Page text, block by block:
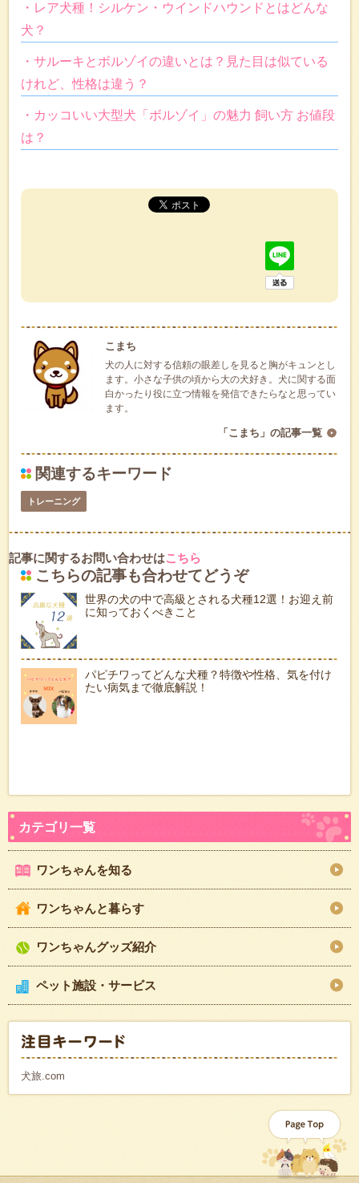
・レア犬種！シルケン・ウインドハウンドとはどんな
犬？
・サルーキとボルゾイの違いとは？見た目は似ている
けれど、性格は違う？
・カッコいい大型犬「ボルゾイ」の魅力 飼い方 お値段
は？
こまち
犬の人に対する信頼の眼差しを見ると胸がキュンとし
ます。小さな子供の頃から大の犬好き。犬に関する面
白かったり役に立つ情報を発信できたらなと思ってい
ます。
「こまち」の記事一覧
関連するキーワード
トレーニング
記事に関するお問い合わせはこちら
こちらの記事も合わせてどうぞ
世界の犬の中で高級とされる犬種12選！お迎え前
に知っておくべきこと
パピチワってどんな犬種？特徴や性格、気を付け
たい病気まで徹底解説！
ワンちゃんを知る
ワンちゃんと暮らす
ワンちゃんグッズ紹介
ペット施設・サービス
犬旅.com